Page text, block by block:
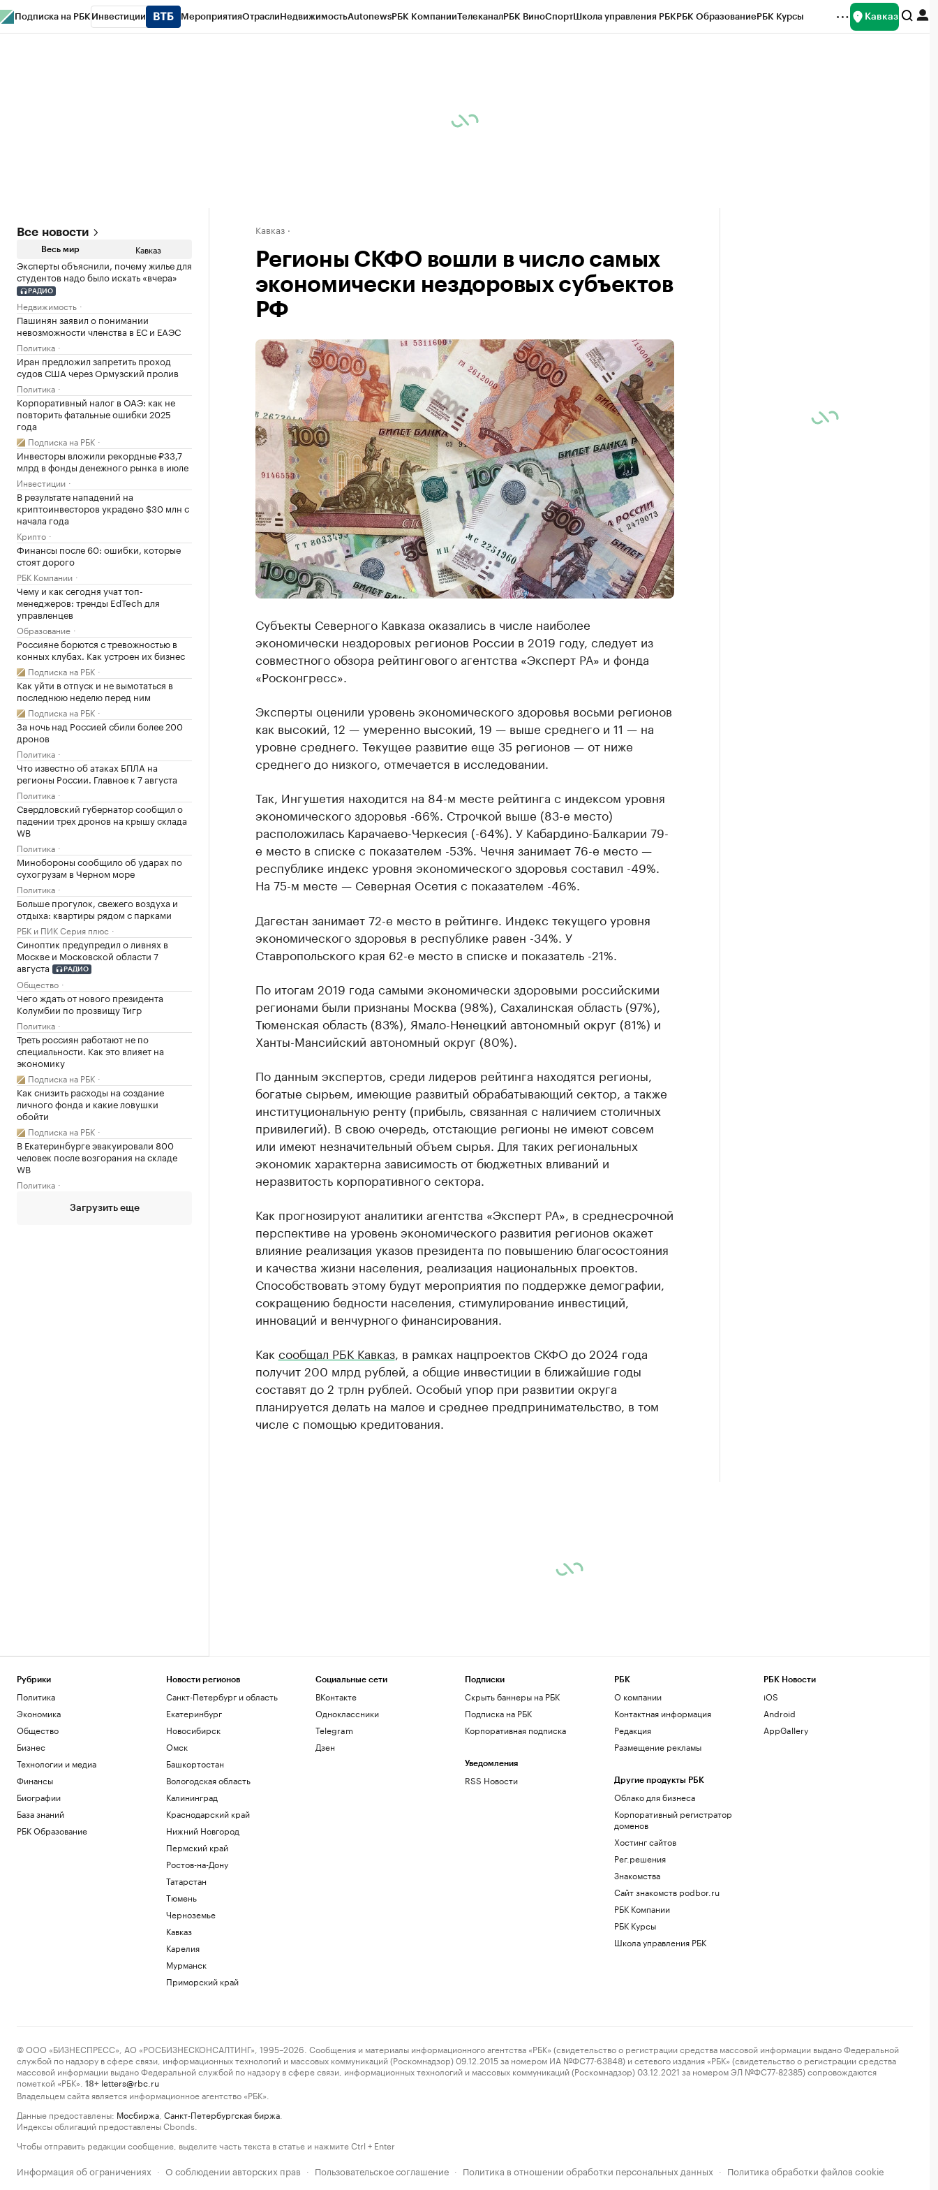
Подписка на РБК Инвестиции МероприятияОтраслиНедвижимостьAutonewsРБК КомпанииТелеканалРБК ВиноСпортШкола управления РБКРБК ОбразованиеРБК Курсы Кавказ
Все новости
Весь мир Кавказ
Эксперты объяснили, почему жилье для
студентов надо было искать «вчера»
РАДИО
Недвижимость
Пашинян заявил о понимании
невозможности членства в ЕС и ЕАЭС
Политика
Иран предложил запретить проход
судов США через Ормузский пролив
Политика
Корпоративный налог в ОАЭ: как не
повторить фатальные ошибки 2025
года
Подписка на РБК
Инвесторы вложили рекордные ₽33,7
млрд в фонды денежного рынка в июле
Инвестиции
В результате нападений на
криптоинвесторов украдено $30 млн с
начала года
Крипто
Финансы после 60: ошибки, которые
стоят дорого
РБК Компании
Чему и как сегодня учат топ-
менеджеров: тренды EdTech для
управленцев
Образование
Россияне борются с тревожностью в
конных клубах. Как устроен их бизнес
Подписка на РБК
Как уйти в отпуск и не вымотаться в
последнюю неделю перед ним
Подписка на РБК
За ночь над Россией сбили более 200
дронов
Политика
Что известно об атаках БПЛА на
регионы России. Главное к 7 августа
Политика
Свердловский губернатор сообщил о
падении трех дронов на крышу склада
WB
Политика
Минобороны сообщило об ударах по
сухогрузам в Черном море
Политика
Больше прогулок, свежего воздуха и
отдыха: квартиры рядом с парками
РБК и ПИК Серия плюс
Синоптик предупредил о ливнях в
Москве и Московской области 7
августа
РАДИО
Общество
Чего ждать от нового президента
Колумбии по прозвищу Тигр
Политика
Треть россиян работают не по
специальности. Как это влияет на
экономику
Подписка на РБК
Как снизить расходы на создание
личного фонда и какие ловушки
обойти
Подписка на РБК
В Екатеринбурге эвакуировали 800
человек после возгорания на складе
WB
Политика
Загрузить еще
Кавказ
Регионы СКФО вошли в число самых
экономически нездоровых субъектов
РФ
Субъекты Северного Кавказа оказались в числе наиболее
экономически нездоровых регионов России в 2019 году, следует из
совместного обзора рейтингового агентства «Эксперт РА» и фонда
«Росконгресс».
Эксперты оценили уровень экономического здоровья восьми регионов
как высокий, 12 — умеренно высокий, 19 — выше среднего и 11 — на
уровне среднего. Текущее развитие еще 35 регионов — от ниже
среднего до низкого, отмечается в исследовании.
Так, Ингушетия находится на 84-м месте рейтинга с индексом уровня
экономического здоровья -66%. Строчкой выше (83-е место)
расположилась Карачаево-Черкесия (-64%). У Кабардино-Балкарии 79-
е место в списке с показателем -53%. Чечня занимает 76-е место —
республике индекс уровня экономического здоровья составил -49%.
На 75-м месте — Северная Осетия с показателем -46%.
Дагестан занимает 72-е место в рейтинге. Индекс текущего уровня
экономического здоровья в республике равен -34%. У
Ставропольского края 62-е место в списке и показатель -21%.
По итогам 2019 года самыми экономически здоровыми российскими
регионами были признаны Москва (98%), Сахалинская область (97%),
Тюменская область (83%), Ямало-Ненецкий автономный округ (81%) и
Ханты-Мансийский автономный округ (80%).
По данным экспертов, среди лидеров рейтинга находятся регионы,
богатые сырьем, имеющие развитый обрабатывающий сектор, а также
институциональную ренту (прибыль, связанная с наличием столичных
привилегий). В свою очередь, отстающие регионы не имеют совсем
или имеют незначительный объем сырья. Для таких региональных
экономик характерна зависимость от бюджетных вливаний и
неразвитость корпоративного сектора.
Как прогнозируют аналитики агентства «Эксперт РА», в среднесрочной
перспективе на уровень экономического развития регионов окажет
влияние реализация указов президента по повышению благосостояния
и качества жизни населения, реализация национальных проектов.
Способствовать этому будут мероприятия по поддержке демографии,
сокращению бедности населения, стимулирование инвестиций,
инноваций и венчурного финансирования.
Как сообщал РБК Кавказ, в рамках нацпроектов СКФО до 2024 года
получит 200 млрд рублей, а общие инвестиции в ближайшие годы
составят до 2 трлн рублей. Особый упор при развитии округа
планируется делать на малое и среднее предпринимательство, в том
числе с помощью кредитования.
Рубрики
Политика
Экономика
Общество
Бизнес
Технологии и медиа
Финансы
Биографии
База знаний
РБК Образование
Новости регионов
Санкт-Петербург и область
Екатеринбург
Новосибирск
Омск
Башкортостан
Вологодская область
Калининград
Краснодарский край
Нижний Новгород
Пермский край
Ростов-на-Дону
Татарстан
Тюмень
Черноземье
Кавказ
Карелия
Мурманск
Приморский край
Социальные сети
ВКонтакте
Одноклассники
Telegram
Дзен
Подписки
Скрыть баннеры на РБК
Подписка на РБК
Корпоративная подписка
Уведомления
RSS Новости
РБК
О компании
Контактная информация
Редакция
Размещение рекламы
Другие продукты РБК
Облако для бизнеса
Корпоративный регистратор
доменов
Хостинг сайтов
Рег.решения
Знакомства
Сайт знакомств podbor.ru
РБК Компании
РБК Курсы
Школа управления РБК
РБК Новости
iOS
Android
AppGallery
© ООО «БИЗНЕСПРЕСС», АО «РОСБИЗНЕСКОНСАЛТИНГ», 1995–2026. Сообщения и материалы информационного агентства «РБК» (свидетельство о регистрации средства массовой информации выдано Федеральной
службой по надзору в сфере связи, информационных технологий и массовых коммуникаций (Роскомнадзор) 09.12.2015 за номером ИА №ФС77-63848) и сетевого издания «РБК» (свидетельство о регистрации средства
массовой информации выдано Федеральной службой по надзору в сфере связи, информационных технологий и массовых коммуникаций (Роскомнадзор) 03.12.2021 за номером ЭЛ №ФС77-82385) сопровождаются
пометкой «РБК».
18+ letters@rbc.ru
Владельцем сайта является информационное агентство «РБК».
Данные предоставлены: Мосбиржа Санкт-Петербургская биржа
Индексы облигаций предоставлены Cbonds.
Чтобы отправить редакции сообщение, выделите часть текста в статье и нажмите Ctrl + Enter
Информация об ограничениях · О соблюдении авторских прав · Пользовательское соглашение · Политика в отношении обработки персональных данных · Политика обработки файлов cookie